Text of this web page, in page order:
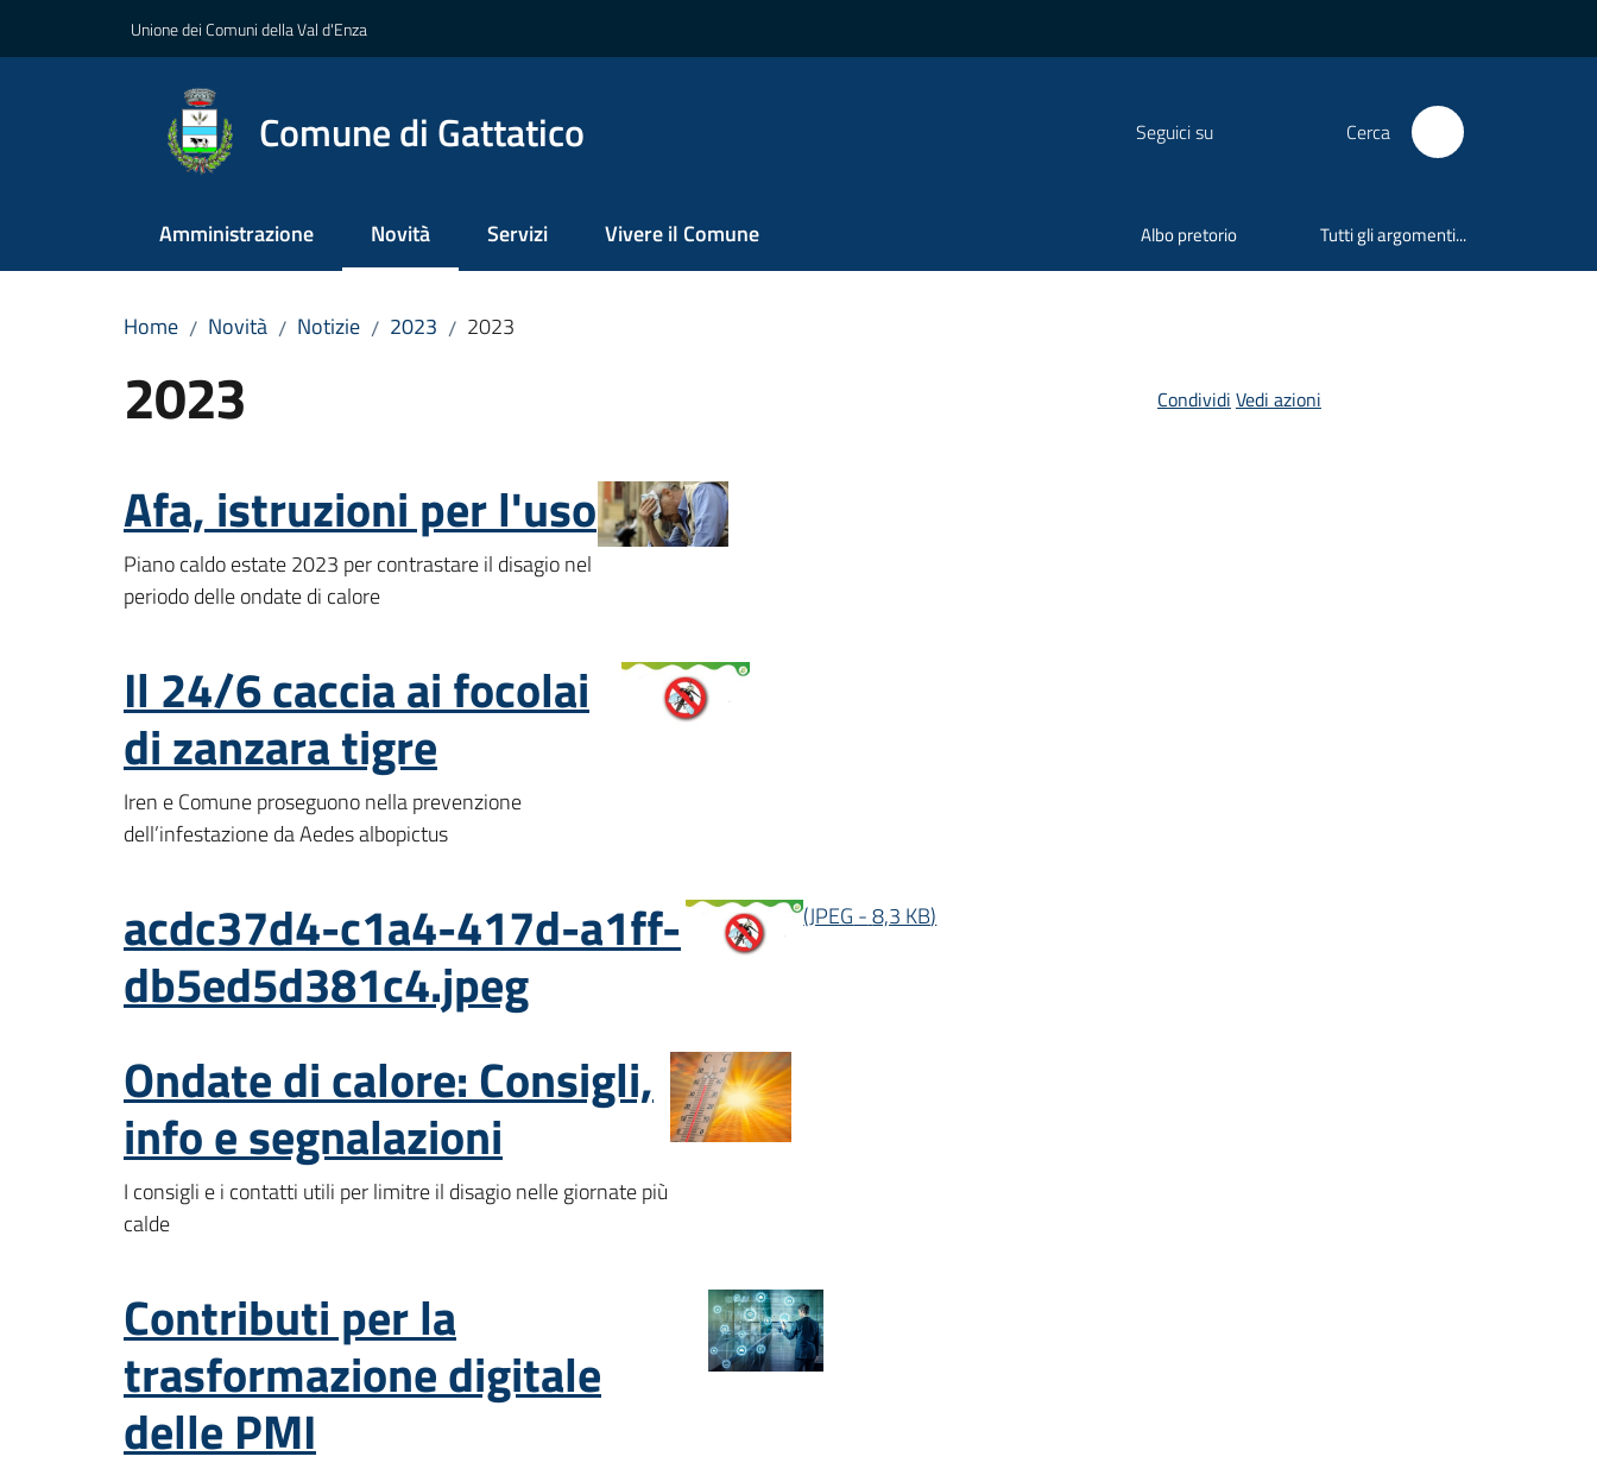
Unione dei Comuni della Val d'Enza
Comune di Gattatico Seguici su Cerca
Amministrazione Novità
Menu selezionato
Servizi Vivere il Comune Albo pretorio Tutti gli argomenti...
Home / Novità / Notizie / 2023 / 2023
2023 Condividi Vedi azioni
Afa, istruzioni per l'uso
Piano caldo estate 2023 per contrastare il disagio nel
periodo delle ondate di calore
Il 24/6 caccia ai focolai
di zanzara tigre
Iren e Comune proseguono nella prevenzione
dell’infestazione da Aedes albopictus
acdc37d4-c1a4-417d-a1ff-
db5ed5d381c4.jpeg
(JPEG -8,3 KB)
Ondate di calore: Consigli,
info e segnalazioni
I consigli e i contatti utili per limitre il disagio nelle giornate più
calde
Contributi per la
trasformazione digitale
delle PMI